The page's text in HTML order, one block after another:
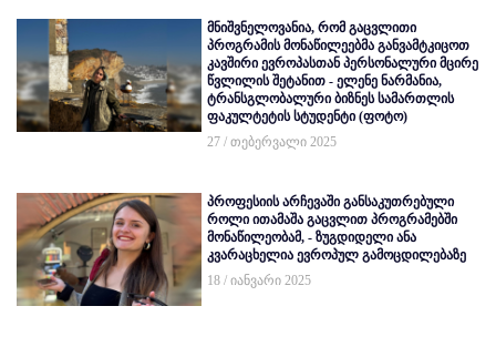
მნიშვნელოვანია, რომ გაცვლითი
პროგრამის მონაწილეებმა განვამტკიცოთ
კავშირი ევროპასთან პერსონალური მცირე
წვლილის შეტანით - ელენე ნარმანია,
ტრანსგლობალური ბიზნეს სამართლის
ფაკულტეტის სტუდენტი (ფოტო)
27 / თებერვალი 2025
პროფესიის არჩევაში განსაკუთრებული
როლი ითამაშა გაცვლით პროგრამებში
მონაწილეობამ, - ზუგდიდელი ანა
კვარაცხელია ევროპულ გამოცდილებაზე
18 / იანვარი 2025